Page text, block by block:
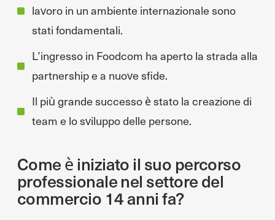
lavoro in un ambiente internazionale sono
stati fondamentali.
L’ingresso in Foodcom ha aperto la strada alla
partnership e a nuove sfide.
Il più grande successo è stato la creazione di
team e lo sviluppo delle persone.
Come è iniziato il suo percorso
professionale nel settore del
commercio 14 anni fa?